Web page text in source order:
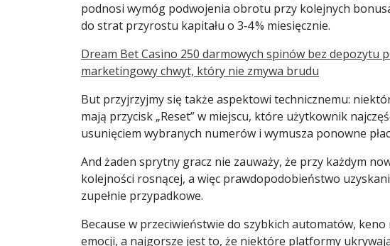
podnosi wymóg podwojenia obrotu przy kolejnych
do strat przyrostu kapitału o 3‑4 % miesięcznie.
Dream Bet Casino 250 darmowych spinów bez depozytu
marketingowy chwyt, który nie zmywa brudu
But przyjrzyjmy się także aspektowi technicznemu:
mają przycisk „Reset” w miejscu, które użytkownik
usunięciem wybranych numerów i wymusza ponowne
And żaden sprytny gracz nie zauważy, że przy każdym
kolejności rosnącej, a więc prawdopodobieństwo
zupełnie przypadkowe.
Because w przeciwieństwie do szybkich automatów,
emocji, a najgorsze jest to, że niektóre platformy